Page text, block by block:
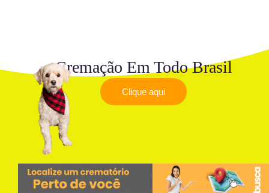
Cremação Em Todo Brasil
Clique aqui